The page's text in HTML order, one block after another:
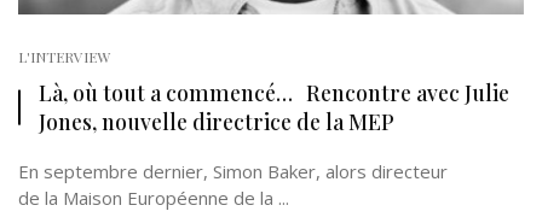
L'INTERVIEW
Là, où tout a commencé… Rencontre avec Julie
Jones, nouvelle directrice de la MEP
En septembre dernier, Simon Baker, alors directeur
de la Maison Européenne de la ...